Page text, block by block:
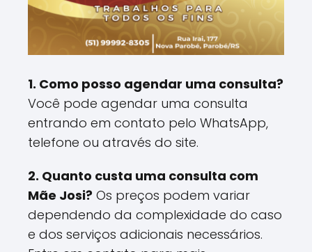
1. Como posso agendar uma consulta?
Você pode agendar uma consulta
entrando em contato pelo WhatsApp,
telefone ou através do site.
2. Quanto custa uma consulta com
Mãe Josi? Os preços podem variar
dependendo da complexidade do caso
e dos serviços adicionais necessários.